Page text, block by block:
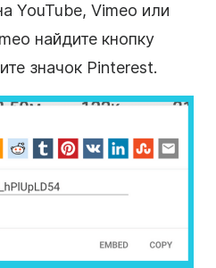
YouTube, Vimeo или
найдите кнопку
значок Pinterest.